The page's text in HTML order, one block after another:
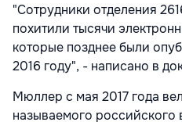
"Сотрудники отделения
похитили тысячи
которые позднее были
2016 году", - написано в
Мюллер с мая 2017 года
называемого российского